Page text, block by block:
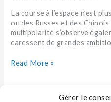
Gérer le
La course à l’espace n’est
ou des Russes et des
multipolarité s’observe
caressent de grandes
petite
puissance
spatiale
qui
Read More »